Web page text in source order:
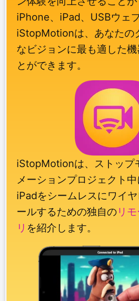
iPhone、iPad、USBウェ
iStopMotionは、あなたの
なビジョンに最も適した
とができます。
iStopMotionは、ストップ
メーションプロジェクト
iPadをシームレスにワイ
ールするための独自の リ
リ を紹介します。